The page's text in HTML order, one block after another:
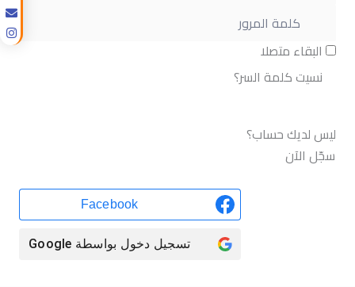
البقاء متصلا
نسيت كلمة السر؟
ليس لديك حساب؟
سجّل الآن
Facebook
تسجيل دخول بواسطة Google